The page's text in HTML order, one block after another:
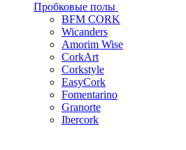
Пробковые полы
BFM CORK
Wicanders
Amorim Wise
CorkArt
Corkstyle
EasyCork
Fomentarino
Granorte
Ibercork